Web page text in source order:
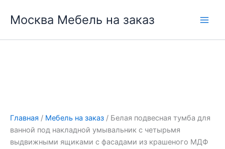
Москва Мебель на заказ
Главная / Мебель на заказ / Белая подвесная тумба для
ванной под накладной умывальник с четырьмя
выдвижными ящиками с фасадами из крашеного МДФ